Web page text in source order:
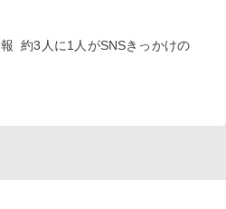
報約3人に1人がSNSきっかけの